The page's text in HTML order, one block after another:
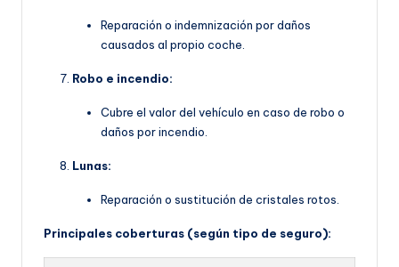
Reparación o indemnización por daños
causados al propio coche.
Robo e incendio:
Cubre el valor del vehículo en caso de robo o
daños por incendio.
Lunas:
Reparación o sustitución de cristales rotos.
Principales coberturas (según tipo de seguro):